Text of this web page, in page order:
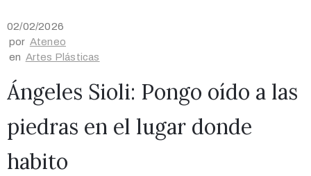
02/02/2026
por Ateneo
en Artes Plásticas
Ángeles Sioli: Pongo oído a las
piedras en el lugar donde
habito